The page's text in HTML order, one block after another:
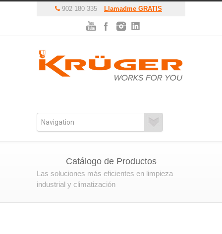
902 180 335 Llamadme GRATIS
Catálogo de Productos
Las soluciones más eficientes en limpieza
industrial y climatización